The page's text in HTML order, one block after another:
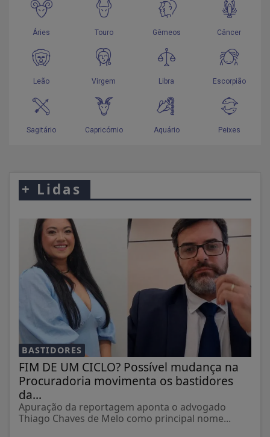
+ Lidas
BASTIDORES
FIM DE UM CICLO? Possível mudança na
Procuradoria movimenta os bastidores
da...
Apuração da reportagem aponta o advogado
Thiago Chaves de Melo como principal nome...